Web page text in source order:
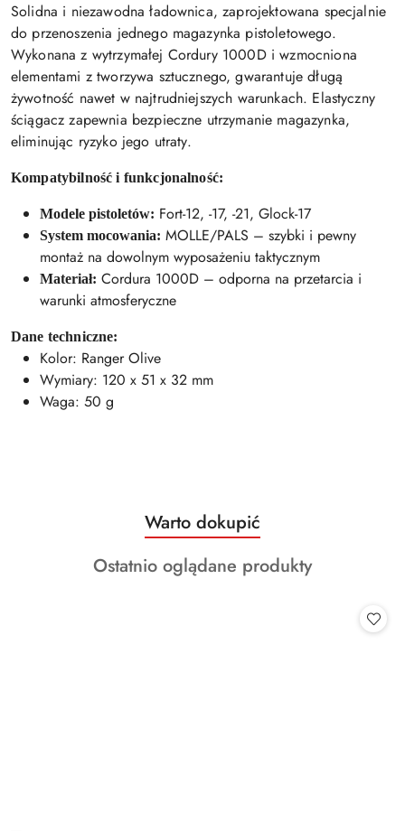
Solidna i niezawodna ładownica, zaprojektowana specjalnie
do przenoszenia jednego magazynka pistoletowego.
Wykonana z wytrzymałej Cordury 1000D i wzmocniona
elementami z tworzywa sztucznego, gwarantuje długą
żywotność nawet w najtrudniejszych warunkach. Elastyczny
ściągacz zapewnia bezpieczne utrzymanie magazynka,
eliminując ryzyko jego utraty.
Kompatybilność i funkcjonalność:
Modele pistoletów: Fort-12, -17, -21, Glock-17
System mocowania: MOLLE/PALS – szybki i pewny
montaż na dowolnym wyposażeniu taktycznym
Materiał: Cordura 1000D – odporna na przetarcia i
warunki atmosferyczne
Dane techniczne:
Kolor: Ranger Olive
Wymiary: 120 x 51 x 32 mm
Waga: 50 g
Pomiń karuzelę produktów
Produkty
o
statusie:
Warto dokupić
Produkty
Ostatnio oglądane produkty